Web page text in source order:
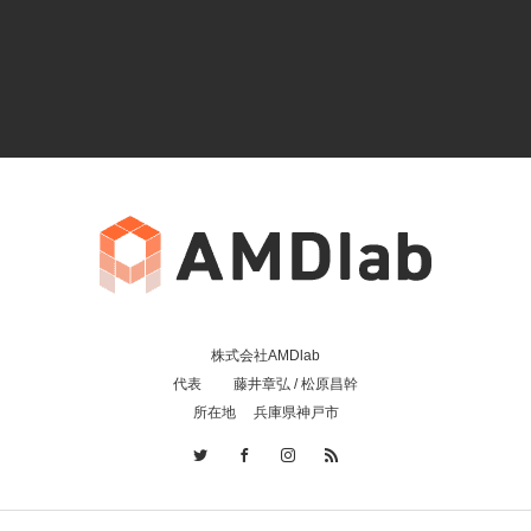
株式会社AMDlab
代表 藤井章弘 / 松原昌幹
所在地 兵庫県神戸市